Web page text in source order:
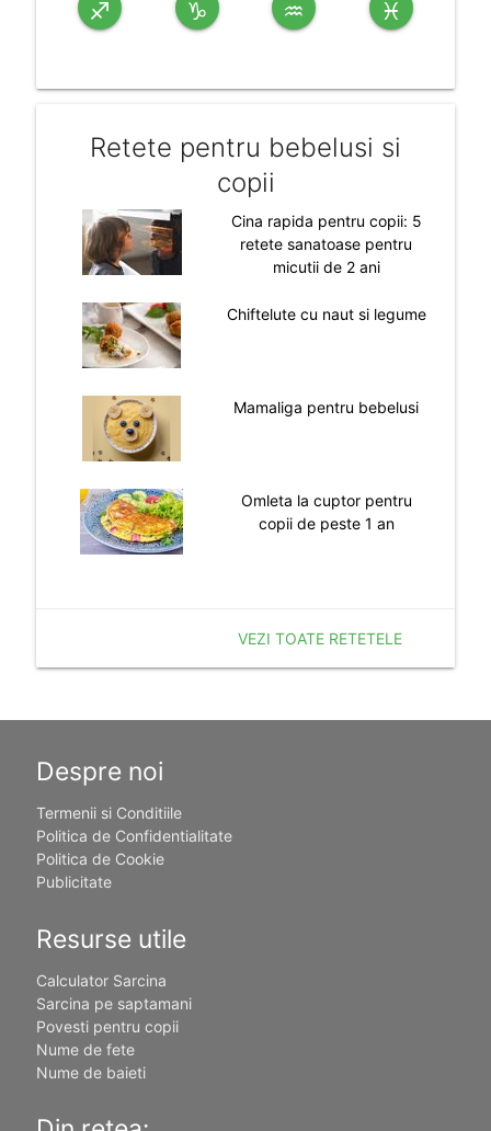
♐ ♑ ♒ ♓
Retete pentru bebelusi si
copii
Cina rapida pentru copii: 5
retete sanatoase pentru
micutii de 2 ani
Chiftelute cu naut si legume
Mamaliga pentru bebelusi
Omleta la cuptor pentru
copii de peste 1 an
VEZI TOATE RETETELE
Despre noi
Termenii si Conditiile
Politica de Confidentialitate
Politica de Cookie
Publicitate
Resurse utile
Calculator Sarcina
Sarcina pe saptamani
Povesti pentru copii
Nume de fete
Nume de baieti